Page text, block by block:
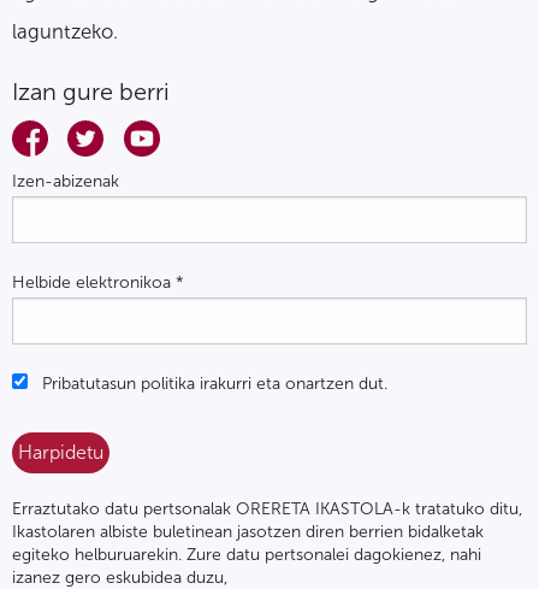
laguntzeko.
Izan gure berri
Izen-abizenak
Helbide elektronikoa *
Pribatutasun politika irakurri eta onartzen dut.
Erraztutako datu pertsonalak ORERETA IKASTOLA-k tratatuko ditu,
Ikastolaren albiste buletinean jasotzen diren berrien bidalketak
egiteko helburuarekin. Zure datu pertsonalei dagokienez, nahi
izanez gero eskubidea duzu,